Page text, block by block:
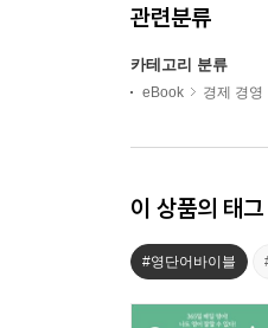
관련분류
카테고리 분류
eBook 경제 경영
이 상품의 태그
#영단어바이블